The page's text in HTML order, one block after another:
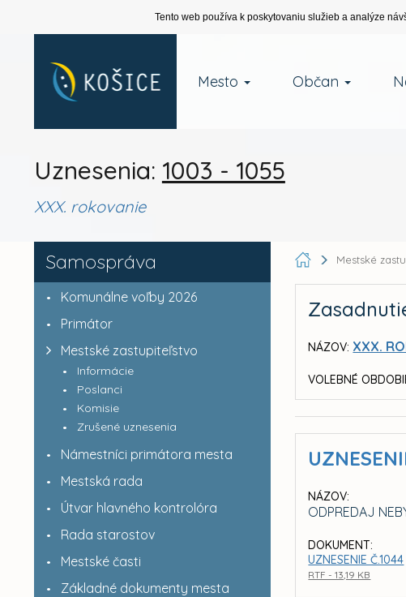
Tento web používa k poskytovaniu služieb a analýze
Mesto Občan
Uznesenia: 1003 - 1055
XXX. rokovanie
Samospráva
Komunálne voľby 2026
Primátor
Mestské zastupiteľstvo
Informácie
Poslanci
Komisie
Zrušené uznesenia
Námestníci primátora mesta
Mestská rada
Útvar hlavného kontrolóra
Rada starostov
Mestské časti
Základné dokumenty mesta
Mestské
NÁZOV: XXX.
VOLEBNÉ
NÁZOV:
ODPREDAJ
DOKUMENT:
UZNESENIE Č.1044
RTF - 13,19 KB